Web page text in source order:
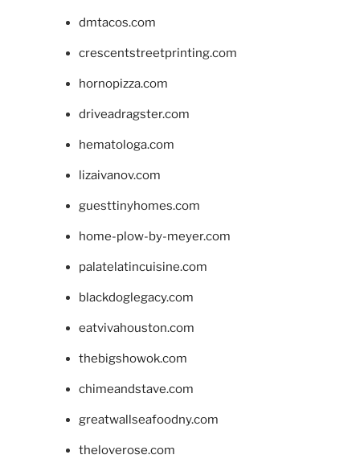
dmtacos.com
crescentstreetprinting.com
hornopizza.com
driveadragster.com
hematologa.com
lizaivanov.com
guesttinyhomes.com
home-plow-by-meyer.com
palatelatincuisine.com
blackdoglegacy.com
eatvivahouston.com
thebigshowok.com
chimeandstave.com
greatwallseafoodny.com
theloverose.com